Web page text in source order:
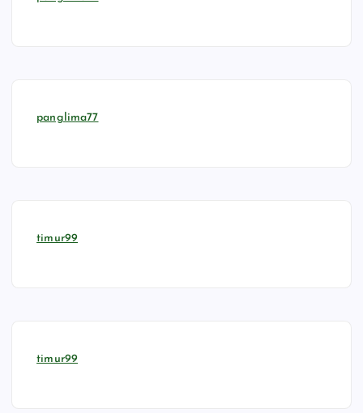
panglima77
timur99
timur99